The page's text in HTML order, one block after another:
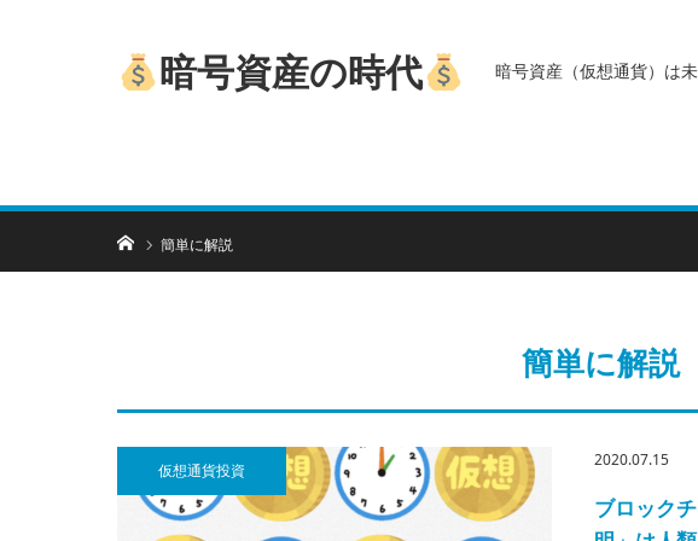
暗号資産の時代 暗号資産（仮想通貨）は
ホーム簡単に解説
簡単に解説
仮想通貨投資
2020.07.15
ブロック